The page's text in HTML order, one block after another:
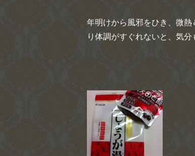
年明けから風邪をひき、微
り体調がすぐれないと、気分